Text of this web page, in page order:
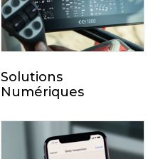
Solutions
Numériques